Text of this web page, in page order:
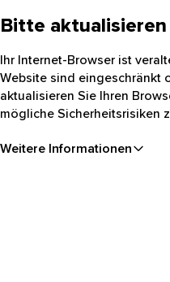
Bitte
Ihr Internet-Browser ist
Website sind eingeschränkt
aktualisieren Sie Ihren
mögliche Sicherheitsrisiken
Weitere Informationen